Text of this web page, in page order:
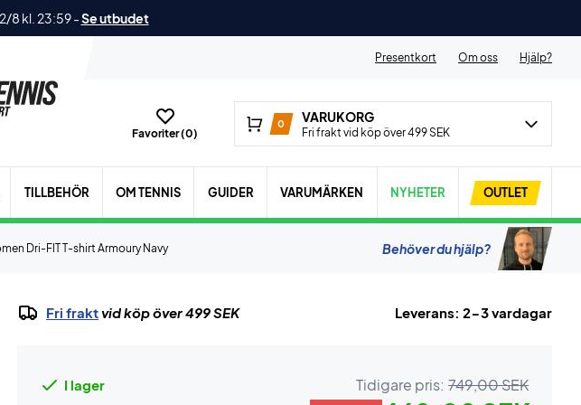
8 kl. 23:59-Se utbudet
Presentkort Om oss Hjälp?
Favoriter (0)
0 VARUKORG
Fri frakt vid köp över 499 SEK
TILLBEHÖR OM TENNIS GUIDER VARUMÄRKEN NYHETER OUTLET
Dri-FIT T-shirt Armoury Navy Behöver du hjälp?
Fri fraktvid köp över 499 SEK Leverans: 2-3 vardagar
I lager Tidigare pris: 749,00 SEK